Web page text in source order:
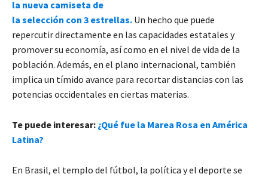
la nueva camiseta de
la selección con 3 estrellas. Un hecho que puede
repercutir directamente en las capacidades estatales y
promover su economía, así como en el nivel de vida de la
población. Además, en el plano internacional, también
implica un tímido avance para recortar distancias con las
potencias occidentales en ciertas materias.
Te puede interesar: ¿Qué fue la Marea Rosa en América
Latina?
En Brasil, el templo del fútbol, la política y el deporte se